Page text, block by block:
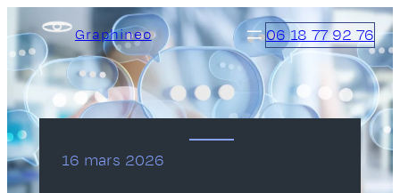
au
contenu
Graphineo 06 18 77 92 76
16 mars 2026